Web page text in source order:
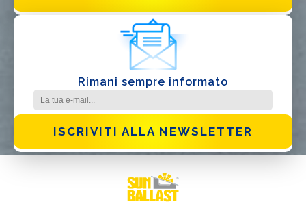
Rimani sempre informato
ISCRIVITI ALLA NEWSLETTER